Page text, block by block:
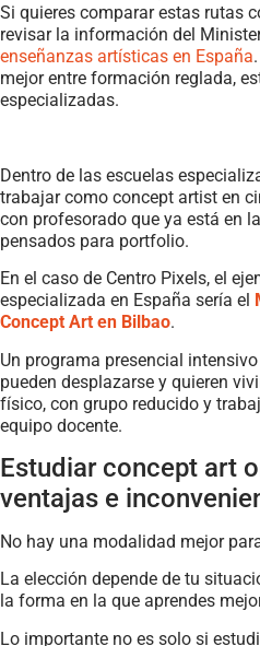
Si quieres comparar estas rutas
revisar la información del
enseñanzas artísticas en España
mejor entre formación reglada,
especializadas.
Dentro de las escuelas
trabajar como concept artist en
con profesorado que ya está en
pensados para portfolio.
En el caso de Centro Pixels, el
especializada en España sería el
Concept Art en Bilbao.
Un programa presencial
pueden desplazarse y quieren
físico, con grupo reducido y
equipo docente.
Estudiar concept art
ventajas e
No hay una modalidad mejor
La elección depende de tu
la forma en la que aprendes
Lo importante no es solo si